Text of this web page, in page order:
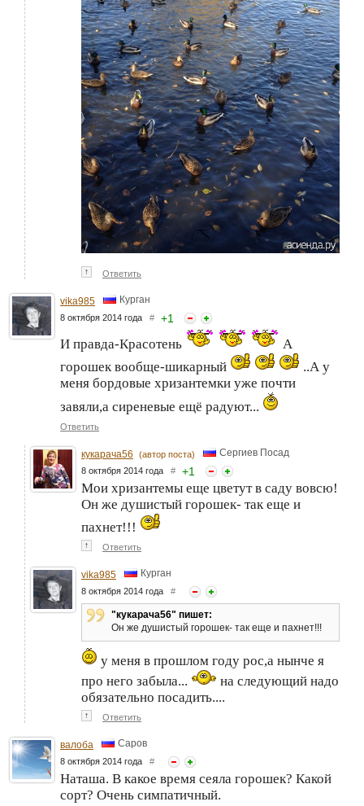
↑ Ответить
vika985 Курган
8 октября 2014 года # +1
И правда-Красотень
А
горошек вообще-шикарный
..А у
меня бордовые хризантемки уже почти
завяли,а сиреневые ещё радуют...
Ответить
кукарача56 (автор поста) Сергиев Посад
8 октября 2014 года # +1
Мои хризантемы еще цветут в саду вовсю!
Он же душистый горошек- так еще и
пахнет!!!
↑ Ответить
vika985 Курган
8 октября 2014 года #
"кукарача56" пишет:
Он же душистый горошек- так еще и пахнет!!!
у меня в прошлом году рос,а нынче я
про него забыла...
на следующий надо
обязательно посадить....
↑ Ответить
валоба Саров
8 октября 2014 года #
Наташа. В какое время сеяла горошек? Какой
сорт? Очень симпатичный.